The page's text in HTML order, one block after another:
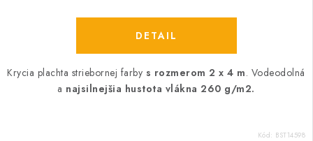
DETAIL
Krycia plachta striebornej farby s rozmerom 2 x 4 m. Vodeodolná
a najsilnejšia hustota vlákna 260 g/m2.
Kód: BST14598